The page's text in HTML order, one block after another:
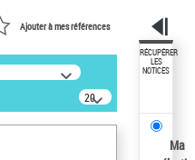
Ajouter à mes références
20
résultats/page
RÉCUPÉRER
LES
NOTICES
Ma